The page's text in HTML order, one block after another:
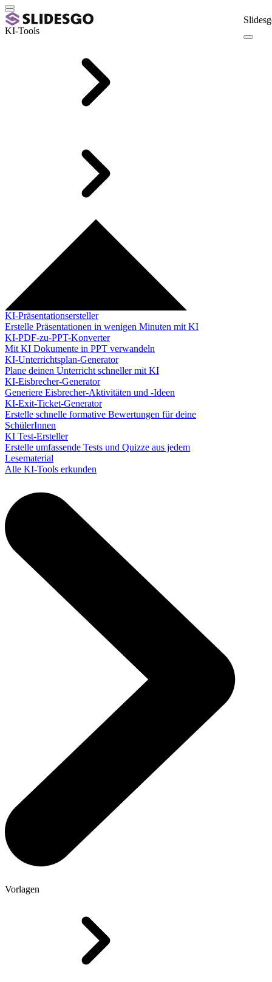
KI-Tools
KI-Präsentationsersteller
Erstelle Präsentationen in wenigen Minuten mit KI
KI-PDF-zu-PPT-Konverter
Mit KI Dokumente in PPT verwandeln
KI-Unterrichtsplan-Generator
Plane deinen Unterricht schneller mit KI
KI-Eisbrecher-Generator
Generiere Eisbrecher-Aktivitäten und -Ideen
KI-Exit-Ticket-Generator
Erstelle schnelle formative Bewertungen für deine
SchülerInnen
KI Test-Ersteller
Erstelle umfassende Tests und Quizze aus jedem
Lesematerial
Alle KI-Tools erkunden
Vorlagen